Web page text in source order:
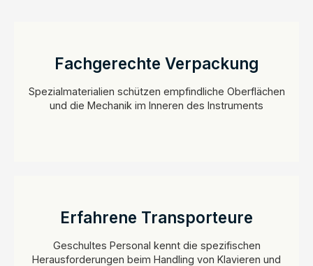
Fachgerechte Verpackung
Spezialmaterialien schützen empfindliche Oberflächen
und die Mechanik im Inneren des Instruments
Erfahrene Transporteure
Geschultes Personal kennt die spezifischen
Herausforderungen beim Handling von Klavieren und